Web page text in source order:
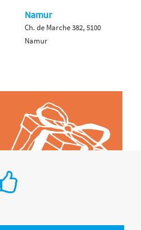
Namur
Ch. de Marche 382, 5100
Namur